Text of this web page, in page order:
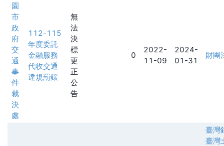
園
市
政
府
交
通
事
件
裁
決
處
112-115
年度委託
金融服務
代收交通
違規罰鍰
無
法
決
標
更
正
公
告
0
2022-
11-09
2024-
01-31
財團
臺灣
臺灣